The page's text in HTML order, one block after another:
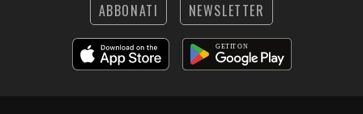
ABBONATI NEWSLETTER